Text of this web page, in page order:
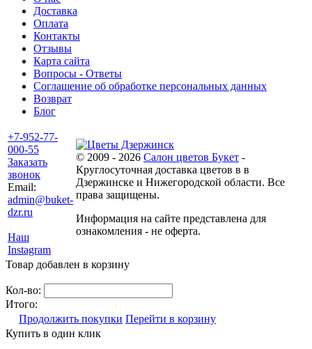
Доставка
Оплата
Контакты
Отзывы
Карта сайта
Вопросы - Ответы
Соглашение об обработке персональных данных
Возврат
Блог
+7-952-77-
000-55
Заказать
звонок
Email:
admin@buket-
dzr.ru
Наш
Instagram
© 2009 - 2026 Салон цветов Букет -
Круглосуточная доставка цветов в в
Дзержинске и Нижегородской области. Все
права защищены.
Информация на сайте представлена для
ознакомления - не оферта.
Товар добавлен в корзину
Кол-во:
Итого:
Продолжить покупки Перейти в корзину
Купить в один клик